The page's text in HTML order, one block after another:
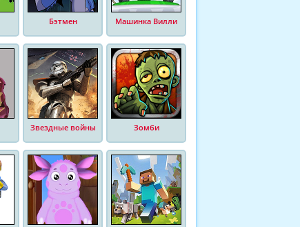
Бэтмен Машинка Вилли
Звездные войны Зомби